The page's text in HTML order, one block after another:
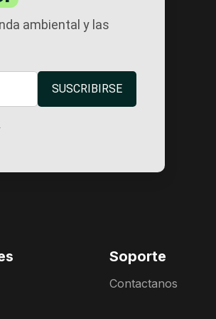
ambiental y las
SUSCRIBIRSE
Soporte
Contactanos